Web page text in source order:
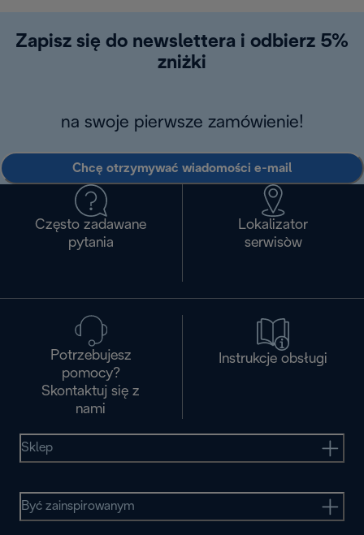
Zapisz się do newslettera i odbierz 5%
zniżki
na swoje pierwsze zamówienie!
Chcę otrzymywać wiadomości e-mail
Często zadawane
pytania
Lokalizator
serwisòw
Potrzebujesz
pomocy?
Skontaktuj się z
nami
Instrukcje obsługi
Sklep
Być zainspirowanym